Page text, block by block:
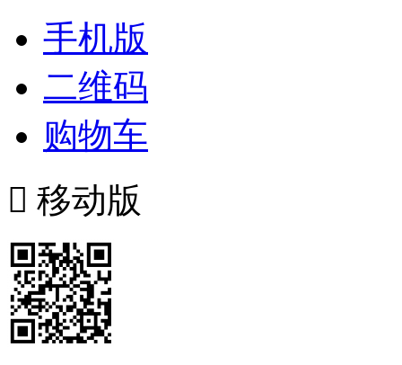
手机版
二维码
购物车
 移动版